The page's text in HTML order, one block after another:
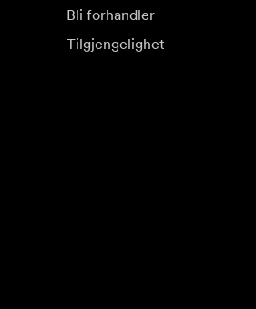
Bli forhandler
Tilgjengelighet